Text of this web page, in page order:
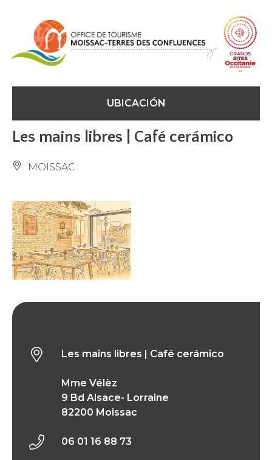
UBICACIÓN
Les mains libres | Café cerámico
MOISSAC
Les mains libres | Café cerámico
Mme Vélèz
9 Bd Alsace- Lorraine
82200 Moissac
06 01 16 88 73